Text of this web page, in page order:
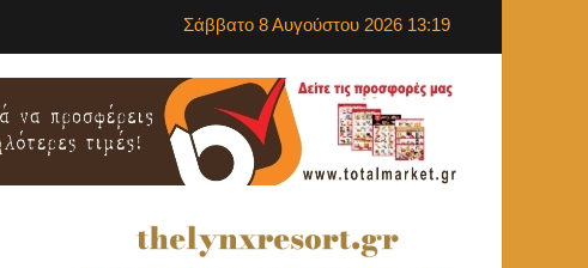
Σάββατο 8 Αυγούστου 2026 13:19